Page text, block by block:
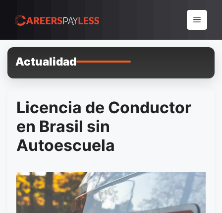
para
conteúdo
Menu
Actualidad
Licencia de Conductor
en Brasil sin
Autoescuela